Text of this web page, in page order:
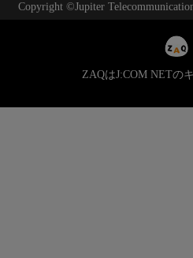
Copyright ©Jupiter
ZAQはJ:COM NETの